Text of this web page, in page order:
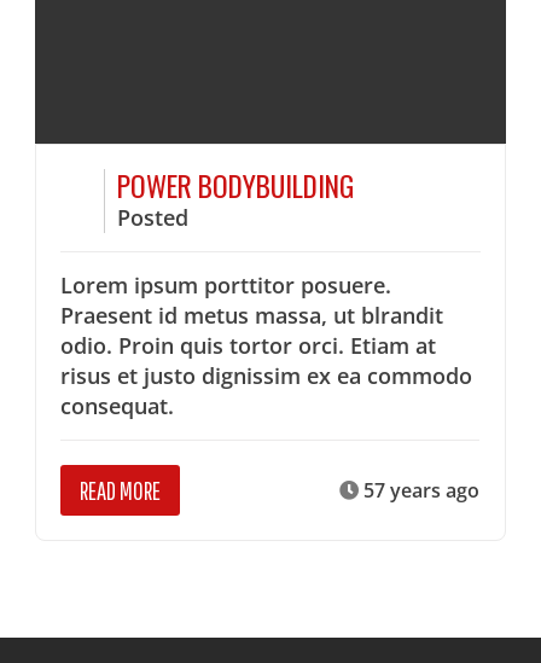
POWER BODYBUILDING
Posted
Lorem ipsum porttitor posuere.
Praesent id metus massa, ut blrandit
odio. Proin quis tortor orci. Etiam at
risus et justo dignissim ex ea commodo
consequat.
READ MORE 57 years ago